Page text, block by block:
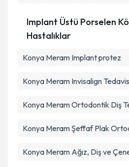
Implant Üstü Porselen
Hastalıklar
Konya Meram Implant protez
Konya Meram Invisalign
Konya Meram Ortodontik Diş
Konya Meram Şeffaf Plak
Konya Meram Ağız, Diş ve